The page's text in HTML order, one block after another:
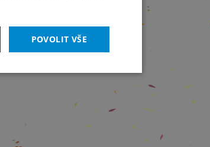
POVOLIT VŠE